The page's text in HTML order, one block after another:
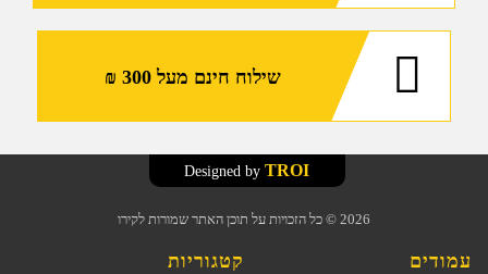
פיקטיני
שילוח חינם מעל 300 ₪
2026 © כל הזכויות על תוכן האתר שמורות לקירו
TROI
עמודים קטגוריות